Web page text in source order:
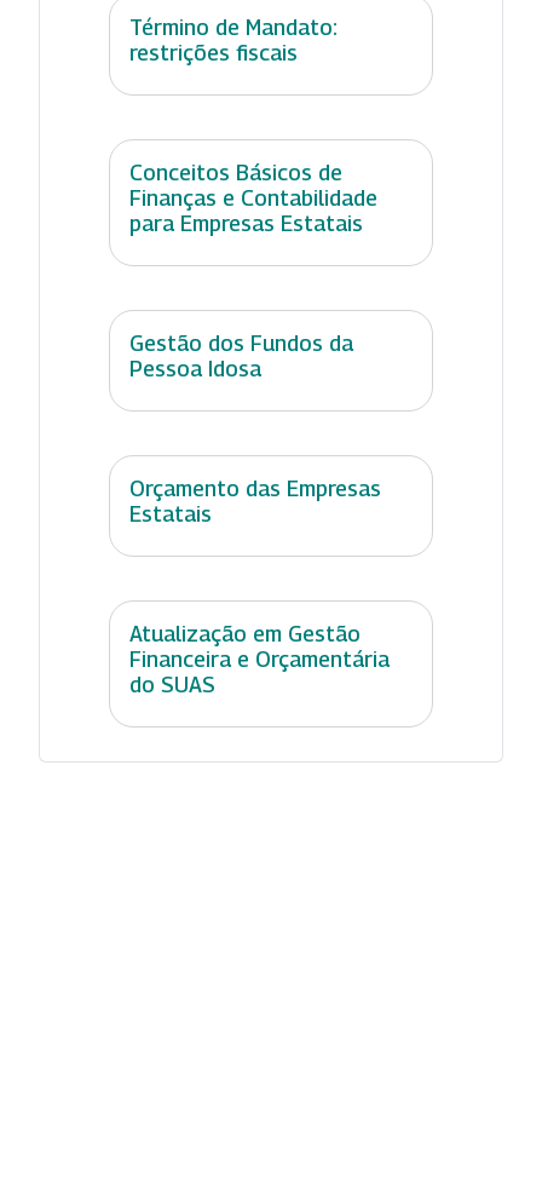
Término de Mandato:
restrições fiscais
Conceitos Básicos de
Finanças e Contabilidade
para Empresas Estatais
Gestão dos Fundos da
Pessoa Idosa
Orçamento das Empresas
Estatais
Atualização em Gestão
Financeira e Orçamentária
do SUAS